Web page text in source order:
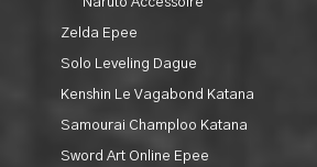
Zelda Epee
Solo Leveling Dague
Kenshin Le Vagabond Katana
Samourai Champloo Katana
Sword Art Online Epee